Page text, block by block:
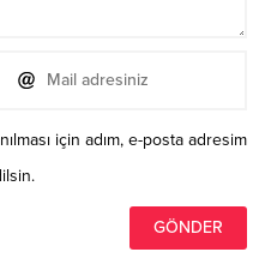
için adım, e-posta adresim